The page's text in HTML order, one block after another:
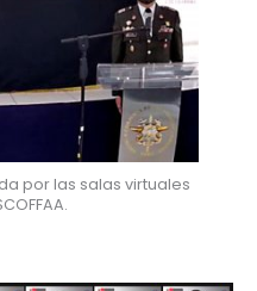
por las salas virtuales